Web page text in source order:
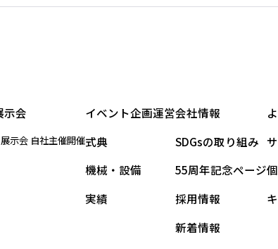
示会
展示会 自社主催開催
イベント企画運営
式典
機械・設備
実績
会社情報
SDGsの取り組み
55周年記念ページ
採用情報
新着情報